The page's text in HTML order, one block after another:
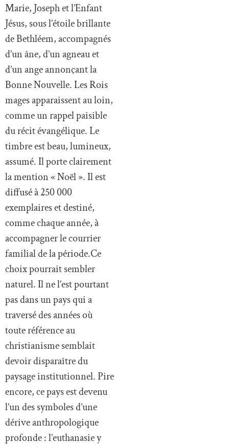
Marie, Joseph et l’Enfant
Jésus, sous l’étoile brillante
de Bethléem, accompagnés
d’un âne, d’un agneau et
d’un ange annonçant la
Bonne Nouvelle. Les Rois
mages apparaissent au loin,
comme un rappel paisible
du récit évangélique. Le
timbre est beau, lumineux,
assumé. Il porte clairement
la mention « Noël ». Il est
diffusé à 250 000
exemplaires et destiné,
comme chaque année, à
accompagner le courrier
familial de la période.Ce
choix pourrait sembler
naturel. Il ne l’est pourtant
pas dans un pays qui a
traversé des années où
toute référence au
christianisme semblait
devoir disparaître du
paysage institutionnel. Pire
encore, ce pays est devenu
l’un des symboles d’une
dérive anthropologique
profonde : l’euthanasie y